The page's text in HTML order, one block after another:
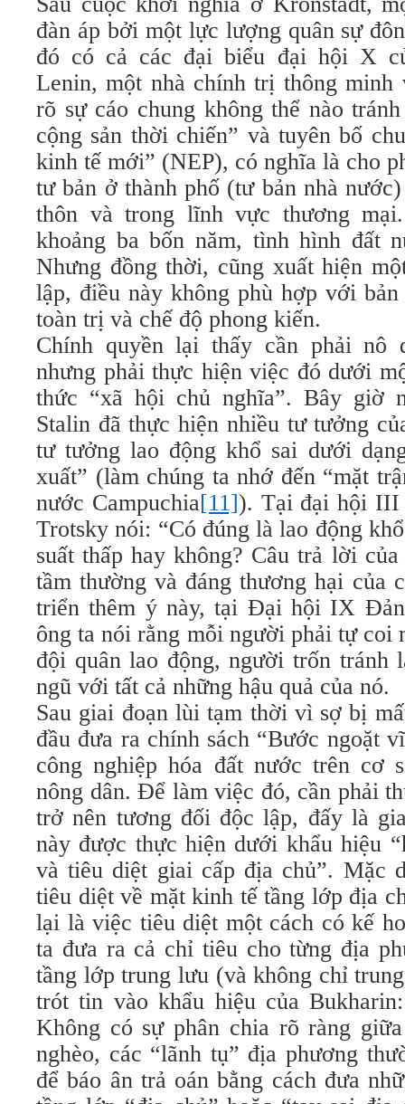
đàn áp bởi một lực lượng quân sự
đó có cả các đại biểu đại hội X
Lenin, một nhà chính trị thông minh
rõ sự cáo chung không thể nào
cộng sản thời chiến” và tuyên bố
kinh tế mới” (NEP), có nghĩa là cho
tư bản ở thành phố (tư bản nhà
thôn và trong lĩnh vực thương
khoảng ba bốn năm, tình hình đất
Nhưng đồng thời, cũng xuất hiện
lập, điều này không phù hợp với
toàn trị và chế độ phong kiến.
Chính quyền lại thấy cần phải nô
nhưng phải thực hiện việc đó dưới
thức “xã hội chủ nghĩa”. Bây giờ
Stalin đã thực hiện nhiều tư tưởng
tư tưởng lao động khổ sai dưới
xuất” (làm chúng ta nhớ đến “mặt
nước Campuchia[11]). Tại đại hội III
Trotsky nói: “Có đúng là lao động
suất thấp hay không? Câu trả lời
tầm thường và đáng thương hại của
triển thêm ý này, tại Đại hội IX
ông ta nói rằng mỗi người phải tự coi
đội quân lao động, người trốn tránh
ngũ với tất cả những hậu quả của nó.
Sau giai đoạn lùi tạm thời vì sợ bị
đầu đưa ra chính sách “Bước ngoặt
công nghiệp hóa đất nước trên cơ
nông dân. Để làm việc đó, cần phải
trở nên tương đối độc lập, đấy là
này được thực hiện dưới khẩu hiệu
và tiêu diệt giai cấp địa chủ”. Mặc
tiêu diệt về mặt kinh tế tầng lớp địa
lại là việc tiêu diệt một cách có kế
ta đưa ra cả chỉ tiêu cho từng địa
tầng lớp trung lưu (và không chỉ
trót tin vào khẩu hiệu của
Không có sự phân chia rõ ràng
nghèo, các “lãnh tụ” địa phương
để báo ân trả oán bằng cách đưa